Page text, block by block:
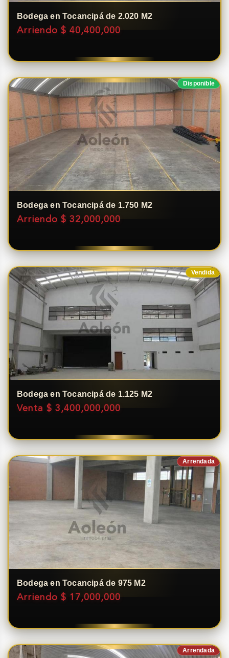
Bodega en Tocancipá de 2.020 M2
Arriendo $ 40,400,000
Disponible
Bodega en Tocancipá de 1.750 M2
Arriendo $ 32,000,000
Vendida
Bodega en Tocancipá de 1.125 M2
Venta $ 3,400,000,000
Arrendada
Bodega en Tocancipá de 975 M2
Arriendo $ 17,000,000
Arrendada